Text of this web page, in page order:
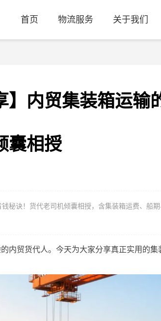
首页 物流服务 关于我们
】内贸集装箱运输
囊相授
钱秘诀！货代老司机倾囊相授，含集装箱运费、船
的内贸货代人。今天为大家分享真正实用的